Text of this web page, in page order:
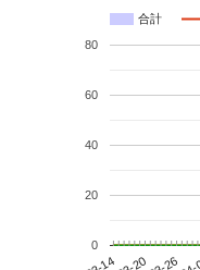
合計
0
20
40
60
80